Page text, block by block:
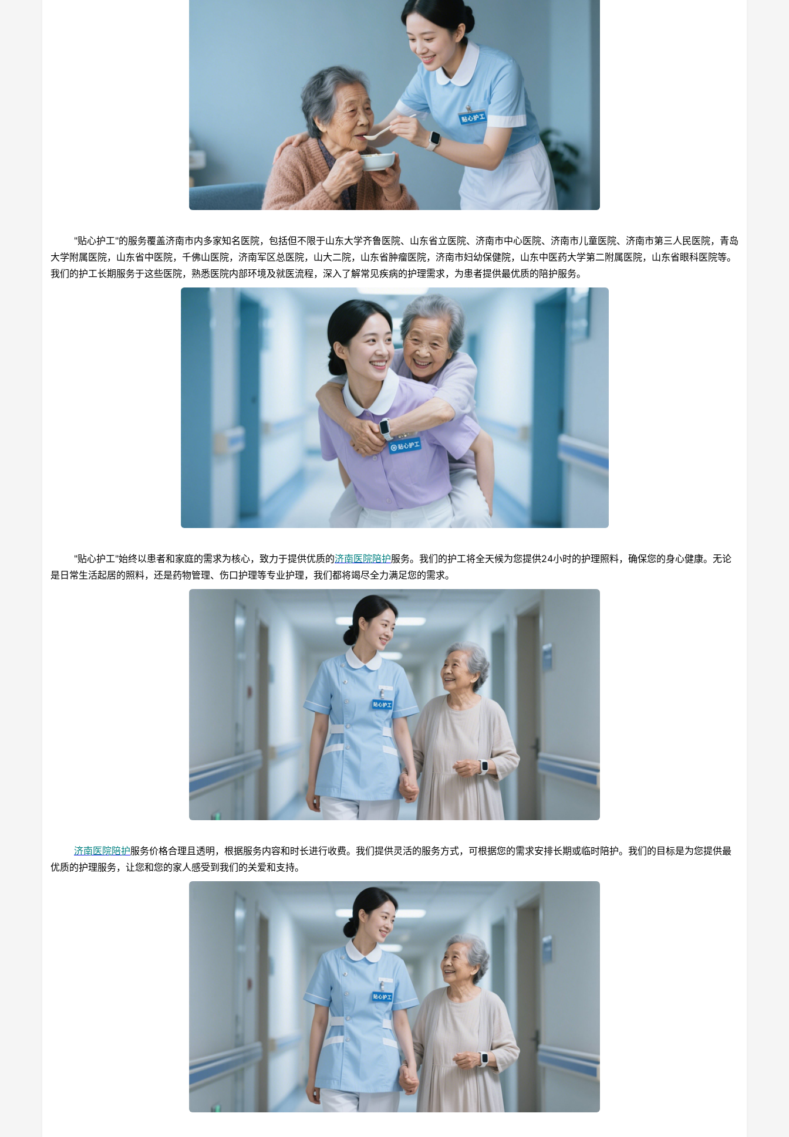
"贴心护工"的服务覆盖济南市内多家知名医院，包括但不限于山东大学齐鲁医院、山东省立医院、济南市中心医院、济南市儿童医院、济南市第三人民医院，青岛
大学附属医院，山东省中医院，千佛山医院，济南军区总医院，山大二院，山东省肿瘤医院，济南市妇幼保健院，山东中医药大学第二附属医院，山东省眼科医院等。
我们的护工长期服务于这些医院，熟悉医院内部环境及就医流程，深入了解常见疾病的护理需求，为患者提供最优质的陪护服务。
"贴心护工"始终以患者和家庭的需求为核心，致力于提供优质的济南医院陪护服务。我们的护工将全天候为您提供24小时的护理照料，确保您的身心健康。无论
是日常生活起居的照料，还是药物管理、伤口护理等专业护理，我们都将竭尽全力满足您的需求。
济南医院陪护服务价格合理且透明，根据服务内容和时长进行收费。我们提供灵活的服务方式，可根据您的需求安排长期或临时陪护。我们的目标是为您提供最
优质的护理服务，让您和您的家人感受到我们的关爱和支持。